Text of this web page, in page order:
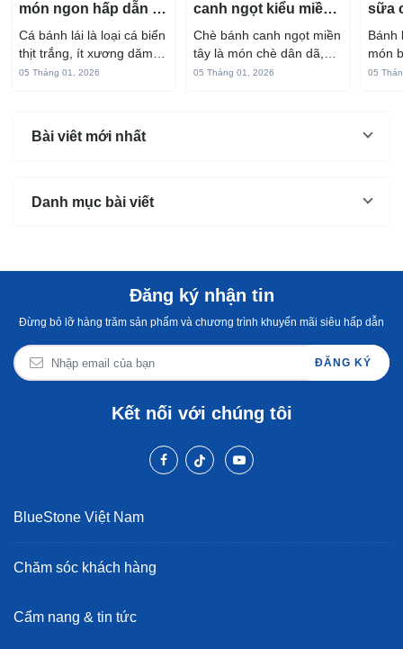
món ngon hấp dẫn từ
cá bánh lái
Cá bánh lái là loại cá biển
thịt trắng, ít xương dăm,
vị ngọt và rất dễ ăn khi
thể...
05 Tháng 01, 2026
canh ngọt kiểu miền
Tây ngon chuẩn vị
Chè bánh canh ngọt miền
tây là món chè dân dã,
gắn liền với đời sống sinh
05 Tháng 01, 2026
sữa
hấp
Bánh
món
mùi
05
Bài viêt mới nhất
Danh mục bài viết
Đăng ký nhận tin
Đừng bỏ lỡ hàng trăm sản phẩm và chương trình khuyến mãi siêu hấp dẫn
ĐĂNG KÝ
Kết nối với chúng tôi
BlueStone Việt Nam
Chăm sóc khách hàng
Cẩm nang & tin tức